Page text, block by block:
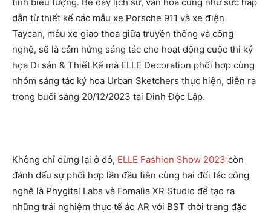
dẫn từ thiết kế các mẫu xe Porsche 911 và xe điện
Taycan, mẫu xe giao thoa giữa truyền thống và công
nghệ, sẽ là cảm hứng sáng tác cho hoạt động cuộc thi ký
họa Di sản & Thiết Kế mà ELLE Decoration phối hợp cùng
nhóm sáng tác ký họa Urban Sketchers thực hiện, diễn ra
trong buổi sáng 20/12/2023 tại Dinh Độc Lập.
Không chỉ dừng lại ở đó, ELLE Fashion Show 2023 còn
đánh dấu sự phối hợp lần đầu tiên cùng hai đối tác công
nghệ là Phygital Labs và Fomalia XR Studio để tạo ra
những trải nghiệm thực tế ảo AR với BST thời trang đặc